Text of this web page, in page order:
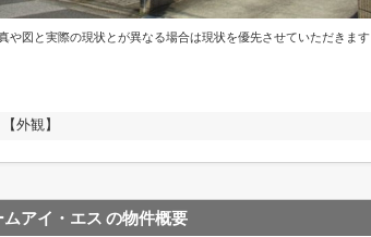
や図と実際の現状とが異なる場合は現状を優先させていただきます
【外観】
ムアイ・エス の物件概要